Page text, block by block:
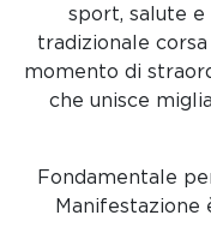
sport, salute e
tradizionale
momento di
che unisce
Fondamentale